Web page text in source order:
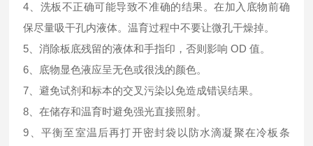
4、洗板不正确可能导致不准确的结果。在加入底物前确
保尽量吸干孔内液体。温育过程中不要让微孔干燥掉。
5、消除板底残留的液体和手指印，否则影响 OD 值。
6、底物显色液应呈无色或很浅的颜色。
7、避免试剂和标本的交叉污染以免造成错误结果。
8、在储存和温育时避免强光直接照射。
9、平衡至室温后再打开密封袋以防水滴凝聚在冷板条